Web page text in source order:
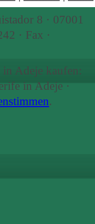
8 · 07001
· Fax ·
in Adeje kaufen:
in Adeje ·
.